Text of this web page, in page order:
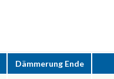
Dämmerung Ende